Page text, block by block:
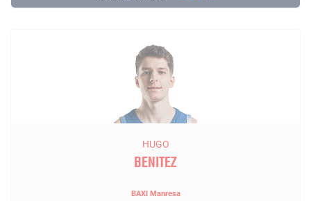
HUGO
BENITEZ
BAXI Manresa